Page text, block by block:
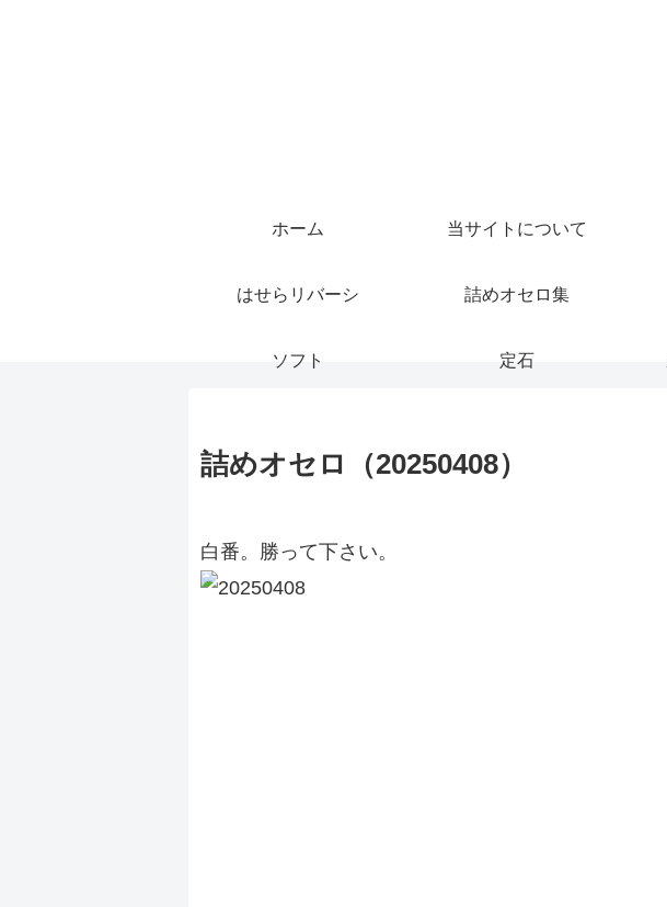
ホーム 当サイトについて
はせらリバーシ 詰めオセロ集
ソフト 定石
詰めオセロ（20250408）
白番。勝って下さい。